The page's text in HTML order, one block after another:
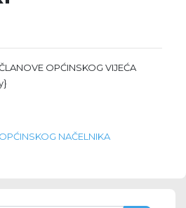
OPĆINSKOG VIJEĆA
NAČELNIKA